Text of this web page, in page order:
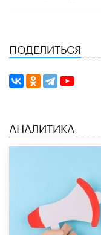
ПОДЕЛИТЬСЯ
АНАЛИТИКА